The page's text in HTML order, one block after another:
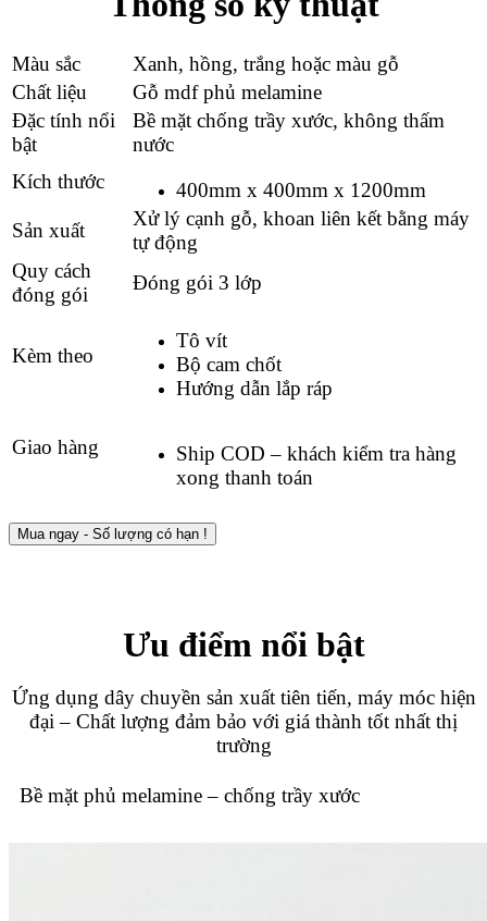
Màu sắc
Xanh, hồng, trắng hoặc màu gỗ
Chất liệu
Gỗ mdf phủ melamine
Đặc tính nổi
bật
Bề mặt chống trầy xước, không thấm
nước
Kích thước
400mm x 400mm x 1200mm
Sản xuất
Xử lý cạnh gỗ, khoan liên kết bằng máy
tự động
Quy cách
đóng gói
Đóng gói 3 lớp
Kèm theo
Tô vít
Bộ cam chốt
Hướng dẫn lắp ráp
Giao hàng
Ship COD – khách kiểm tra hàng
xong thanh toán
Mua ngay - Số lượng có hạn !
Ưu điểm nổi bật
Ứng dụng dây chuyền sản xuất tiên tiến, máy móc hiện
đại – Chất lượng đảm bảo với giá thành tốt nhất thị
trường
Bề mặt phủ melamine – chống trầy xước